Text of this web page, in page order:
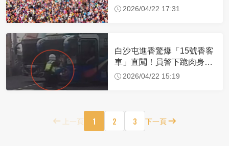
32.1萬創新高
2026/04/22 17:31
白沙屯進香驚爆「15號香客
車」直闖！員警下跪肉身擋
車：讓行人先過
2026/04/22 15:19
上一頁 1 2 3 下一頁